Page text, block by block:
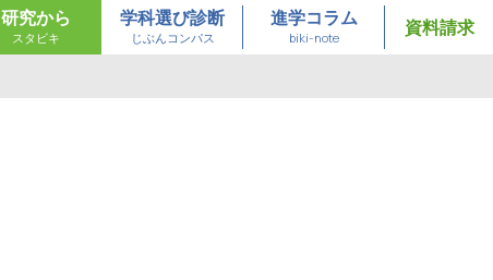
研究から
スタビキ
学科選び診断
じぶんコンパス
進学コラム
biki-note
資料請求